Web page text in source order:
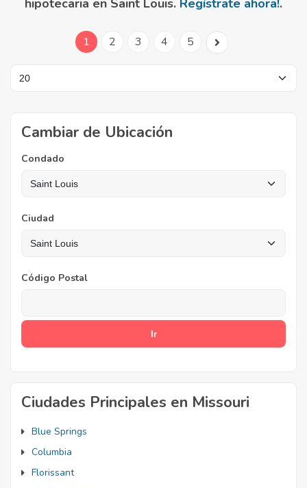
hipotecaria en Saint Louis. Regístrate ahora!.
1 2 3 4 5
Cambiar de Ubicación
Condado
Ciudad
Código Postal
Ciudades Principales en Missouri
Blue Springs
Columbia
Florissant